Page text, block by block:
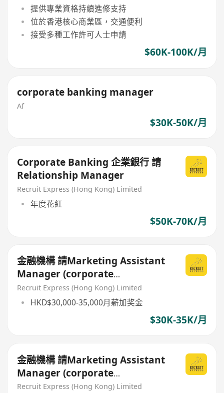
提供專業資格持續進修支持
位於香港核心商業區，交通便利
接受多種工作許可人士申請
$60K-100K/月
corporate banking manager
Af
$30K-50K/月
Corporate Banking 企業銀行 請
Relationship Manager
Recruit Express (Hong Kong) Limited
年度花紅
$50K-70K/月
金融機構 請Marketing Assistant
Manager (corporate
communications team)
Recruit Express (Hong Kong) Limited
HKD$30,000-35,000月薪加奖金
$30K-35K/月
金融機構 請Marketing Assistant
Manager (corporate
communications team)
Recruit Express (Hong Kong) Limited